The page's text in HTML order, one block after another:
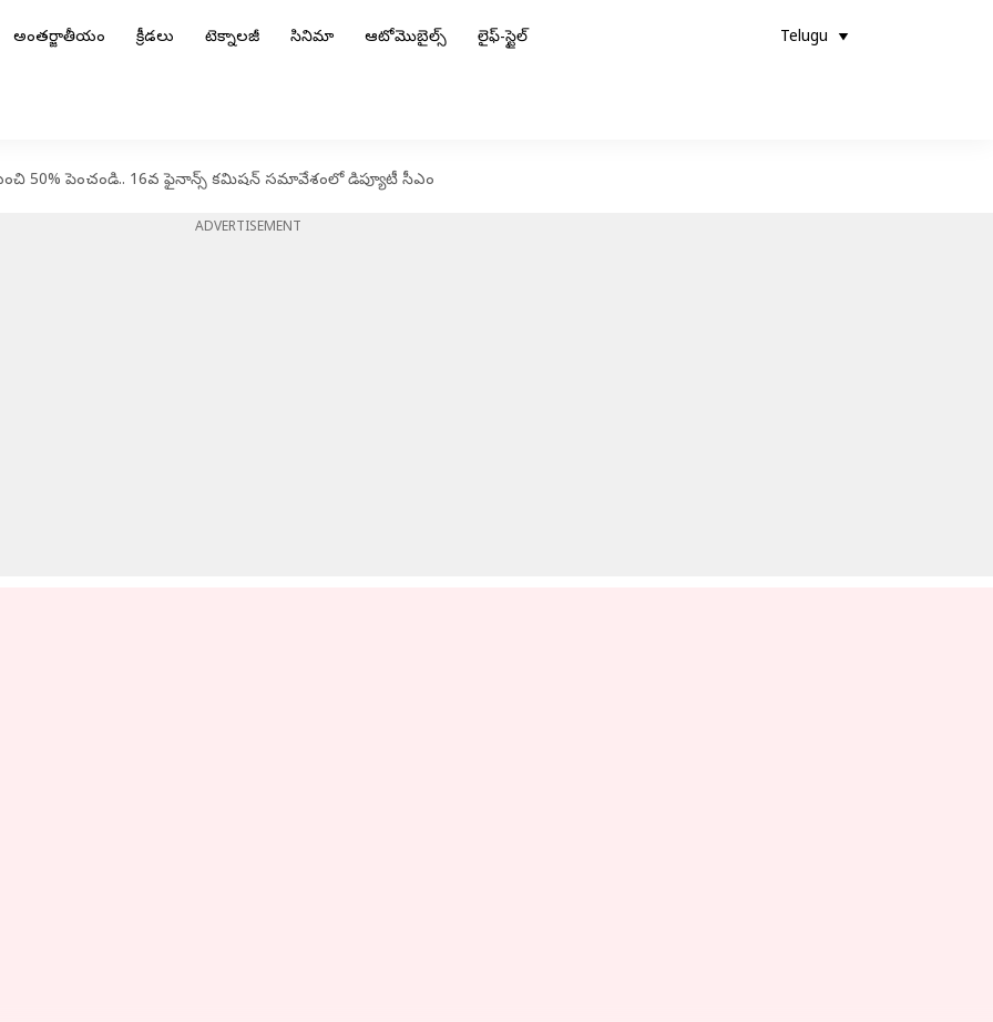
అంతర్జాతీయం క్రీడలు టెక్నాలజీ సినిమా ఆటోమొబైల్స్ లైఫ్-స్టైల్ Telugu
50% పెంచండి.. 16వ ఫైనాన్స్ కమిషన్ సమావేశంలో డిప్యూటీ సీఎం
ADVERTISEMENT